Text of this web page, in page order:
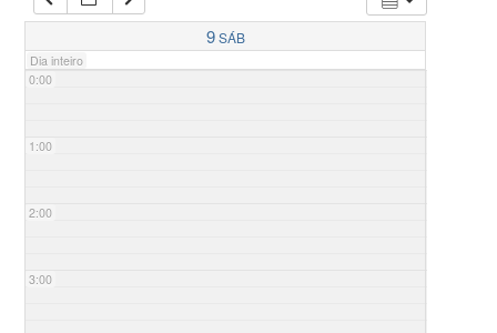
9SÁB
Dia inteiro
0:00
1:00
2:00
3:00